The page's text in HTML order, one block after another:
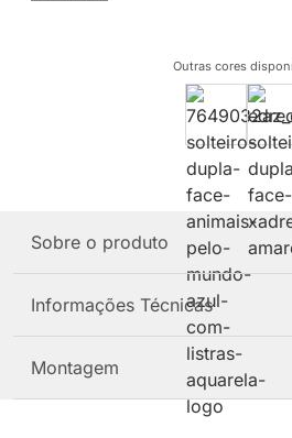
Outras cores
Sobre o produto
Informações Técnicas
Montagem